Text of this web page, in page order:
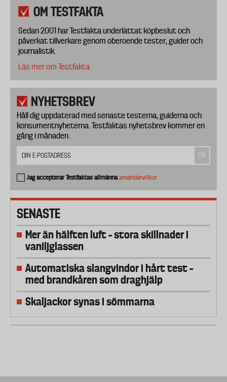
OM TESTFAKTA
Sedan 2001 har Testfakta underlättat köpbeslut och
påverkat tillverkare genom oberoende tester, guider och
journalistik.
Läs mer om Testfakta.
NYHETSBREV
Håll dig uppdaterad med senaste testerna, guiderna och
konsumentnyheterna. Testfaktas nyhetsbrev kommer en
gång i månaden.
Jag accepterar Testfaktas allmännaanvändarvillkor
SENASTE
Mer än hälften luft – stora skillnader i
vaniljglassen
Automatiska slangvindor i hårt test –
med brandkåren som draghjälp
Skaljackor synas i sömmarna